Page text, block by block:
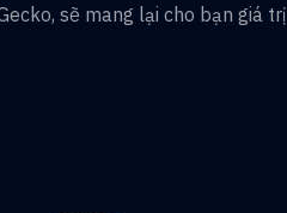
sẽ mang lại cho bạn giá trị